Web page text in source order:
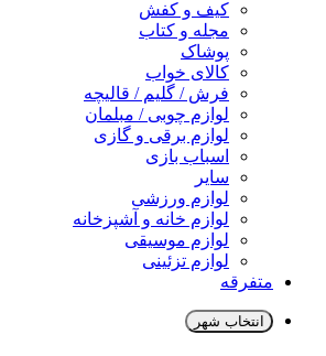
کیف و کفش
مجله و کتاب
پوشاک
کالای خواب
فرش / گلیم / قالیچه
لوازم چوبی / مبلمان
لوازم برقی و گازی
اسباب بازی
سایر
لوازم ورزشی
لوازم خانه و آشپزخانه
لوازم موسیقی
لوازم تزئینی
متفرقه
انتخاب شهر